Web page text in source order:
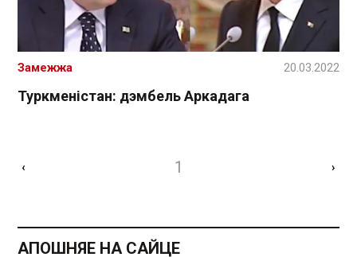
Туркменістан: дэмбель Аркадага
Замежжа 20.03.2022
‹ 1 ›
АПОШНЯЕ НА САЙЦЕ